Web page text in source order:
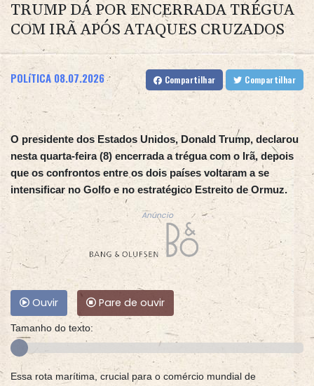
TRUMP DÁ POR ENCERRADA TRÉGUA
COM IRÃ APÓS ATAQUES CRUZADOS
POLíTICA 08.07.2026 Compartilhar Compartilhar
O presidente dos Estados Unidos, Donald Trump, declarou
nesta quarta-feira (8) encerrada a trégua com o Irã, depois
que os confrontos entre os dois países voltaram a se
intensificar no Golfo e no estratégico Estreito de Ormuz.
Anúncio
Ouvir Pare de ouvir
Tamanho do texto:
Essa rota marítima, crucial para o comércio mundial de